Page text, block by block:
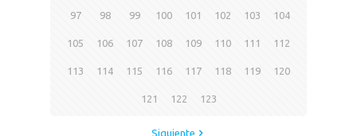
97 98 99 100 101 102 103 104
105 106 107 108 109 110 111 112
113 114 115 116 117 118 119 120
121 122 123
Siguiente